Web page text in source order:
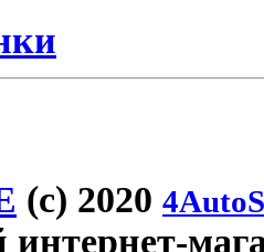
(c) 2020
интернет-